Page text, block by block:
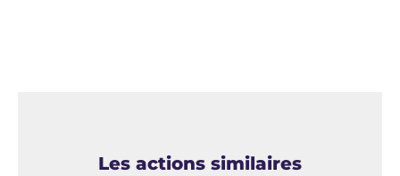
Les actions similaires